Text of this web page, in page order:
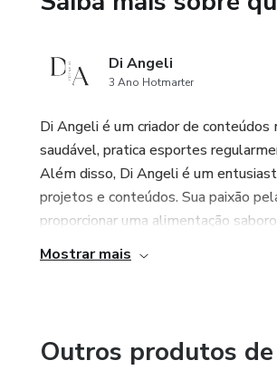
adquirir o
Di Angeli
3 Ano Hotmarter
Di Angeli é um criador de
saudável, pratica esportes
Além disso, Di Angeli é um
projetos e conteúdos. Sua paixão
proporcionar uma alimentação
Mostrar mais
Outros produtos